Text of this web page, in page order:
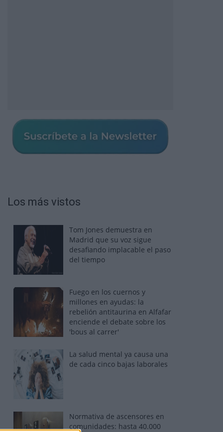
Los más vistos
Tom Jones demuestra en
Madrid que su voz sigue
desafiando implacable el paso
del tiempo
Fuego en los cuernos y
millones en ayudas: la
rebelión antitaurina en Alfafar
enciende el debate sobre los
'bous al carrer'
La salud mental ya causa una
de cada cinco bajas laborales
Normativa de ascensores en
comunidades: hasta 40.000